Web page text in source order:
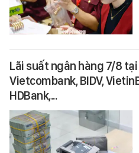
Lãi suất ngân hàng 7/8
Vietcombank, BIDV,
HDBank,...